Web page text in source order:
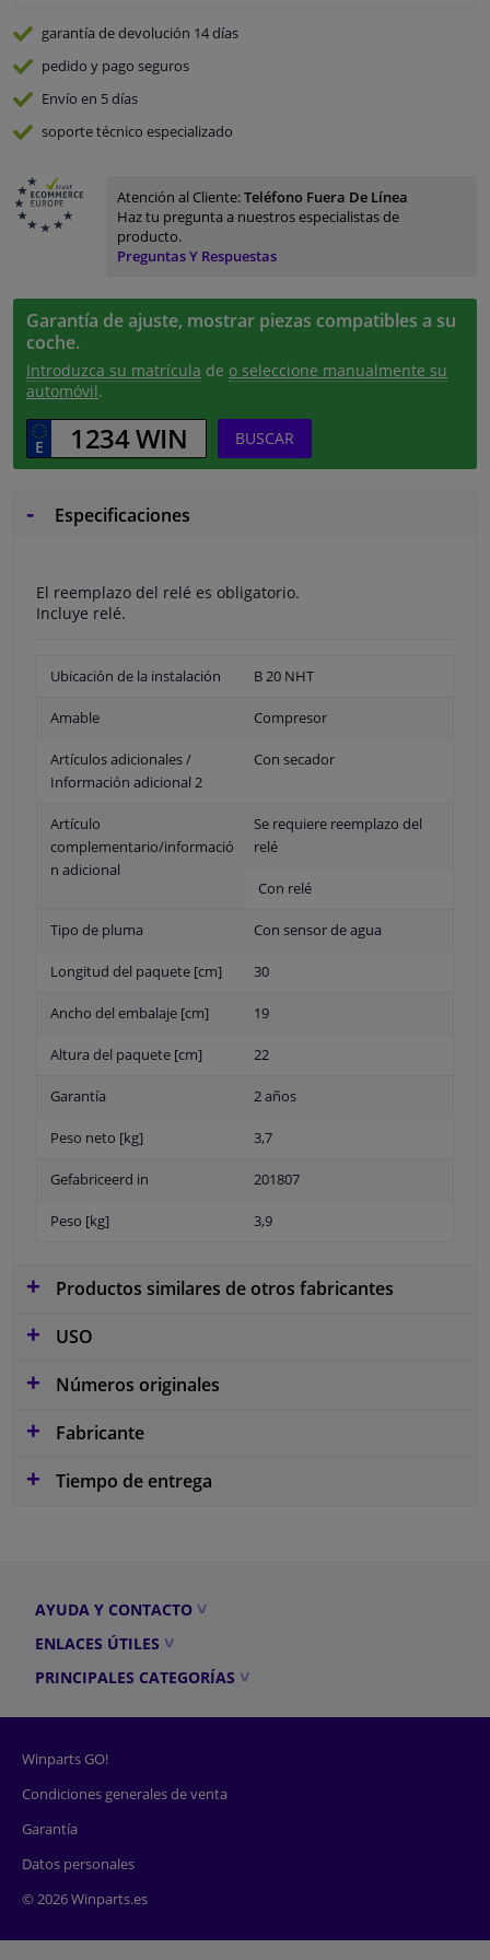
garantía de devolución 14 días
pedido y pago seguros
Envío en 5 días
soporte técnico especializado
Atención al Cliente:Teléfono Fuera De Línea
Haz tu pregunta a nuestros especialistas de
producto.
Preguntas Y Respuestas
Garantía de ajuste, mostrar piezas compatibles a su
coche.
Introduzca su matrícula de o seleccione manualmente su
automóvil.
BUSCAR
Especificaciones
El reemplazo del relé es obligatorio.
Incluye relé.
Ubicación de la instalación B 20 NHT
Amable Compresor
Artículos adicionales /
Información adicional 2
Con secador
Artículo
complementario/informació
n adicional
Se requiere reemplazo del
relé
Con relé
Tipo de pluma Con sensor de agua
Longitud del paquete [cm] 30
Ancho del embalaje [cm] 19
Altura del paquete [cm] 22
Garantía 2 años
Peso neto [kg] 3,7
Gefabriceerd in 201807
Peso [kg] 3,9
Productos similares de otros fabricantes
USO
Números originales
Fabricante
Tiempo de entrega
AYUDA Y CONTACTO
ENLACES ÚTILES
PRINCIPALES CATEGORÍAS
Winparts GO!
Condiciones generales de venta
Garantía
Datos personales
© 2026 Winparts.es